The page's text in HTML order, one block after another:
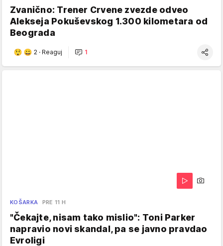
Zvanično: Trener Crvene zvezde odveo
Alekseja Pokuševskog 1.300 kilometara od
Beograda
2 · Reaguj 1
KOŠARKA PRE 11 H
"Čekajte, nisam tako mislio": Toni Parker
napravio novi skandal, pa se javno pravdao
Evroligi